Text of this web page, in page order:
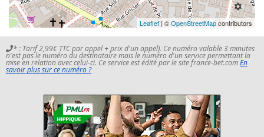
Leaflet| ©OpenStreetMapcontributors
* : Tarif 2,99€ TTC par appel + prix d'un appel). Ce numéro valable 3 minutes
n'est pas le numéro du destinataire mais le numéro d'un service permettant la
mise en relation avec celui-ci. Ce service est édité par le site france-bet.comEn
savoir plus sur ce numéro ?